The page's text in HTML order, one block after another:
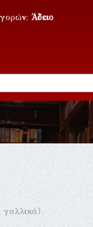
Άδειο
γαλλικά)